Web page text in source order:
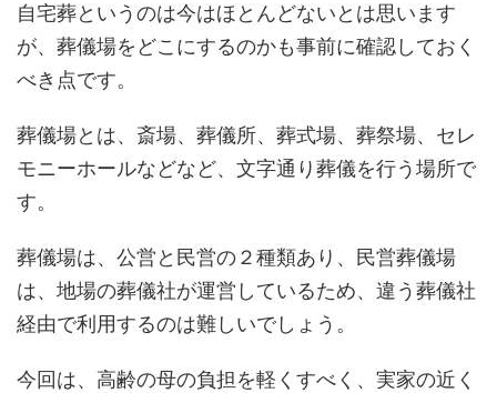
自宅葬というのは今はほとんどないとは思います
が、葬儀場をどこにするのかも事前に確認しておく
べき点です。
葬儀場とは、斎場、葬儀所、葬式場、葬祭場、セレ
モニーホールなどなど、文字通り葬儀を行う場所で
す。
葬儀場は、公営と民営の２種類あり、民営葬儀場
は、地場の葬儀社が運営しているため、違う葬儀社
経由で利用するのは難しいでしょう。
今回は、高齢の母の負担を軽くすべく、実家の近く